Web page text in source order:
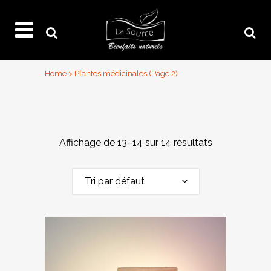
Home > Plantes médicinales (Page 2)
Affichage de 13–14 sur 14 résultats
Tri par défaut